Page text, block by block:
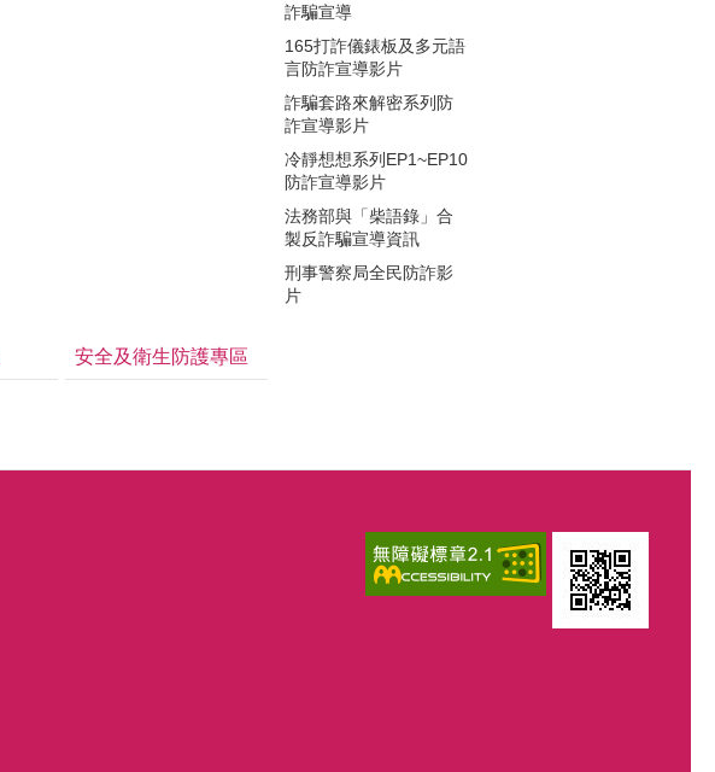
詐騙宣導
165打詐儀錶板及多元語
言防詐宣導影片
詐騙套路來解密系列防
詐宣導影片
冷靜想想系列EP1~EP10
防詐宣導影片
法務部與「柴語錄」合
製反詐騙宣導資訊
刑事警察局全民防詐影
片
安全及衛生防護專區